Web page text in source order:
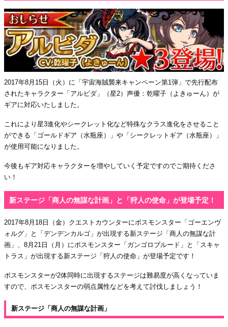
2017年8月15日（火）に「宇宙海賊襲来キャンペーン第1弾」で先行配布
されたキャラクター「アルビダ」（星2）声優：乾曜子（よきゅーん）が
ギアに対応いたしました。
これにより星3進化やシークレット化など特殊なクラス進化をさせること
ができる「ゴールドギア（水瓶座）」や「シークレットギア（水瓶座）」
が使用可能になりました。
今後もギア対応キャラクターを増やしていく予定ですのでご期待くださ
い！
新ステージ「商人の無謀な計画」と「狩人の使命」が登場予定！
2017年8月18日（金）クエストカウンターにボスモンスター「ゴーエンヴ
ォルグ」と「デンデンカルゴ」が出現する新ステージ「商人の無謀な計
画」、8月21日（月）にボスモンスター「ガンゴロブルード」と「スキャ
トラス」が出現する新ステージ「狩人の使命」が登場予定です！
ボスモンスターが2体同時に出現するステージは難易度が高くなっていま
すので、ボスモンスターの弱点属性などを考えて討伐しましょう！
新ステージ「商人の無謀な計画」